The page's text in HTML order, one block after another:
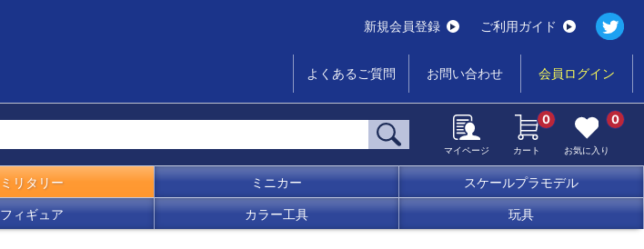
新規会員登録 ご利用ガイド
よくあるご質問 お問い合わせ 会員ログイン
マイページ カート
0
お気に入り
0
ミリタリー ミニカー スケールプラモデル
フィギュア カラー工具 玩具